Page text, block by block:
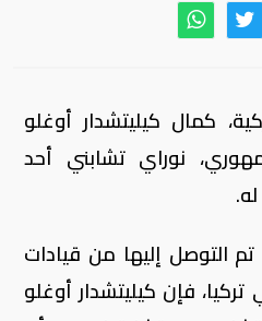
كمال كيليتشدار أوغلو
نوراي تشابني أحد
التوصل إليها من قيادات
فإن كيليتشدار أوغلو